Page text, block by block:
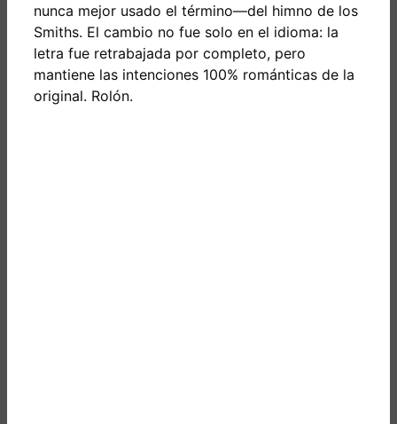
nunca mejor usado el término—del himno de los
Smiths. El cambio no fue solo en el idioma: la
letra fue retrabajada por completo, pero
mantiene las intenciones 100% románticas de la
original. Rolón.